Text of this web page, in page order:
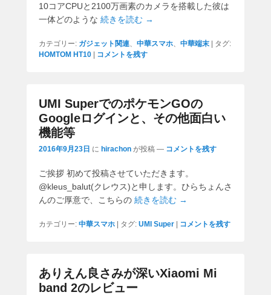
10コアCPUと2100万画素のカメラを搭載した彼は
一体どのような 続きを読む →
カテゴリー: ガジェット関連、 中華スマホ、 中華端末 | タグ:
HOMTOM HT10 | コメントを残す
UMI SuperでのポケモンGOの
Googleログインと、その他面白い
機能等
2016年9月23日 に hirachon が投稿 — コメントを残す
ご挨拶 初めて投稿させていただきます。
@kleus_balut(クレウス)と申します。ひらちょんさ
んのご厚意で、こちらの 続きを読む →
カテゴリー: 中華スマホ | タグ: UMI Super | コメントを残す
ありえん良さみが深いXiaomi Mi
band 2のレビュー